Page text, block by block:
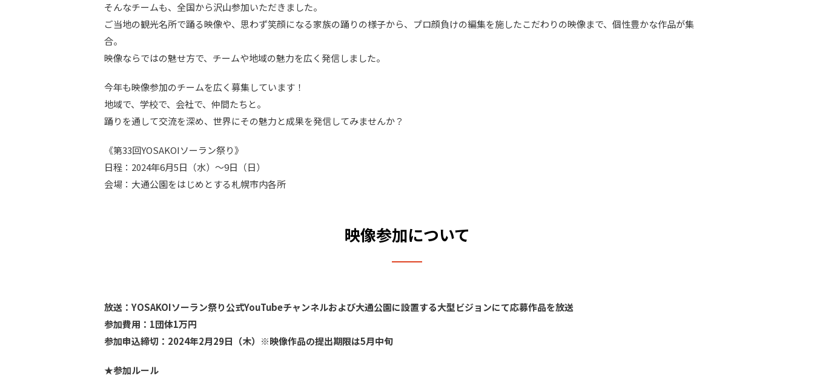
そんなチームも、全国から沢山参加いただきました。
ご当地の観光名所で踊る映像や、思わず笑顔になる家族の踊りの様子から、プロ顔負けの編集を施したこだわりの映像まで、個性豊かな作品が集
合。
映像ならではの魅せ方で、チームや地域の魅力を広く発信しました。
今年も映像参加のチームを広く募集しています！
地域で、学校で、会社で、仲間たちと。
踊りを通して交流を深め、世界にその魅力と成果を発信してみませんか？
《第33回YOSAKOIソーラン祭り》
日程：2024年6月5日（水）～9日（日）
会場：大通公園をはじめとする札幌市内各所
映像参加について
放送：YOSAKOIソーラン祭り公式YouTubeチャンネルおよび大通公園に設置する大型ビジョンにて応募作品を放送
参加費用：1団体1万円
参加申込締切：2024年2月29日（木）※映像作品の提出期限は5月中旬
★参加ルール